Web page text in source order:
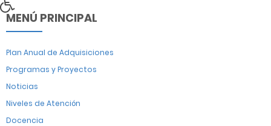
MENÚ PRINCIPAL
Plan Anual de Adquisiciones
Programas y Proyectos
Noticias
Niveles de Atención
Docencia